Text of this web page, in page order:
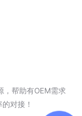
，帮助有OEM需求
对接！